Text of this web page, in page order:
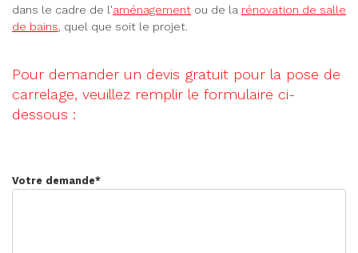
dans le cadre de l'aménagement ou de la rénovation de salle
de bains, quel que soit le projet.
Pour demander un devis gratuit pour la pose de
carrelage, veuillez remplir le formulaire ci-
dessous :
Votre demande*